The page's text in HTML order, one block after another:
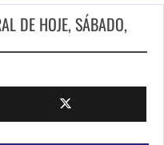
DE HOJE, SÁBADO,